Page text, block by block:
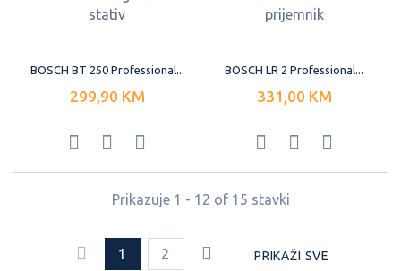
BOSCH BT 250 Professional...
299,90 KM
BOSCH LR 2 Professional...
331,00 KM
Prikazuje 1 - 12 of 15 stavki
1 2 PRIKAŽI SVE